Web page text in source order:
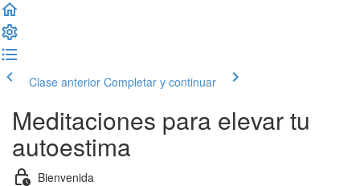
Clase anterior Completar y continuar
Meditaciones para elevar tu
autoestima
Bienvenida